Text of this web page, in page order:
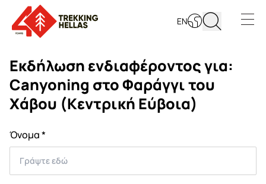
EN
Εκδήλωση ενδιαφέροντος για:
Canyoning στο Φαράγγι του
Χάβου (Κεντρική Εύβοια)
Όνομα *